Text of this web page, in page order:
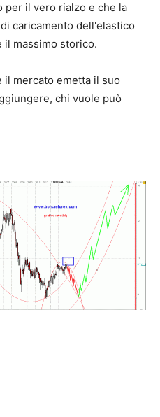
per il vero rialzo e che la
caricamento dell'elastico
massimo storico.
il mercato emetta il suo
chi vuole può